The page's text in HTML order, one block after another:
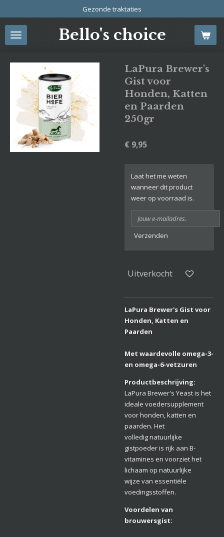
naar
de
Bello's choice
Gezonde traktaties
LaPura Brewer's
Gist voor
Honden, Katten
en Paarden
250gr
€ 9,95
Laat het me weten
wanneer dit product
weer op voorraad is.
Verzenden
Uitverkocht
LaPura Brewer's Gist voor
Honden, Katten en
Paarden
Met waardevolle omega-3-
en omega-6-vetzuren
Productbeschrijving:
LaPura Brewer's Yeast is het
ideale voedersupplement
voor honden, katten en
paarden. Het
volledig natuurlijke
gistpoeder is rijk aan B-
vitamines en voorziet het
lichaam op natuurlijke
wijze van essentiële
voedingsstoffen.
Voordelen van
brouwersgist: